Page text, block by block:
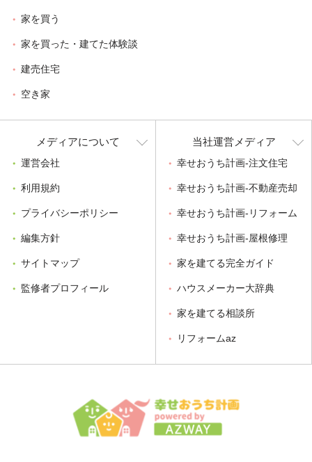
家を買う
家を買った・建てた体験談
建売住宅
空き家
メディアについて
運営会社
利用規約
プライバシーポリシー
編集方針
サイトマップ
監修者プロフィール
当社運営メディア
幸せおうち計画-注文住宅
幸せおうち計画-不動産売却
幸せおうち計画-リフォーム
幸せおうち計画-屋根修理
家を建てる完全ガイド
ハウスメーカー大辞典
家を建てる相談所
リフォームaz